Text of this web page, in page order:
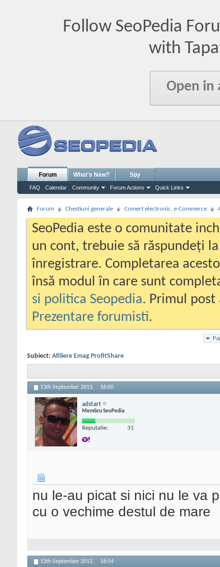
Follow SeoPedia
with
Open in
Forum
FAQ Calendar Community Forum Actions Quick Links
What's New? Spy
Forum Chestiuni generale Comert electronic, e-Commerce
SeoPedia este o comunitate
un cont, trebuie să răspundeți
înregistrare. Completarea
însă modul în care sunt
si politica Seopedia. Primul
Prezentare forumisti.
Subiect: Afiliere Emag ProfitShare
13th September 2013, 16:00
adstart
Membru SeoPedia
Reputatie: 31
nu le-au picat si nici nu le va
cu o vechime destul de mare
13th September 2013, 16:54